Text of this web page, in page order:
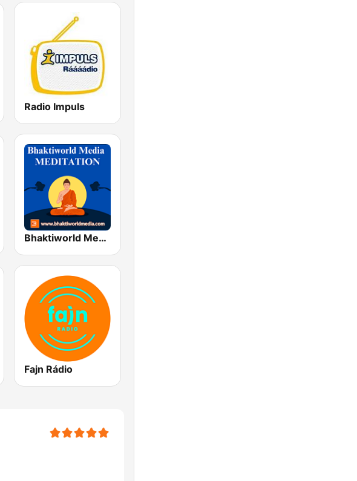
Radio Impuls
Bhaktiworld Media Meditation
Fajn Rádio